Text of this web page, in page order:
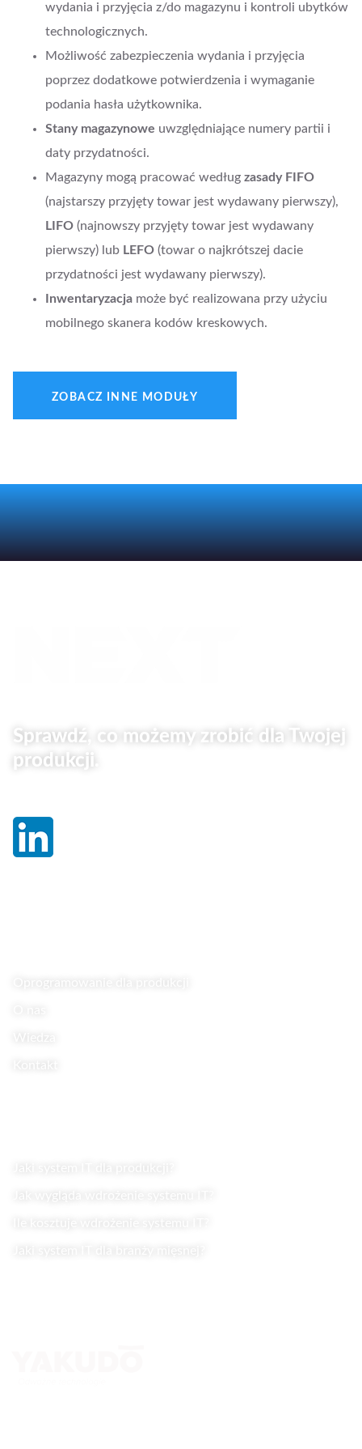
wydania i przyjęcia z/do magazynu i kontroli ubytków
technologicznych.
Możliwość zabezpieczenia wydania i przyjęcia
poprzez dodatkowe potwierdzenia i wymaganie
podania hasła użytkownika.
Stany magazynowe uwzględniające numery partii i
daty przydatności.
Magazyny mogą pracować według zasady FIFO
(najstarszy przyjęty towar jest wydawany pierwszy),
LIFO (najnowszy przyjęty towar jest wydawany
pierwszy) lub LEFO (towar o najkrótszej dacie
przydatności jest wydawany pierwszy).
Inwentaryzacja może być realizowana przy użyciu
mobilnego skanera kodów kreskowych.
ZOBACZ INNE MODUŁY
Sprawdź, co możemy zrobić dla Twojej
produkcji.